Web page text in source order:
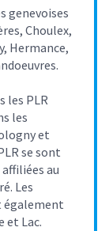
genevoises
Choulex,
Hermance,
les PLR
les
et
se sont
au
Les
également
et Lac.